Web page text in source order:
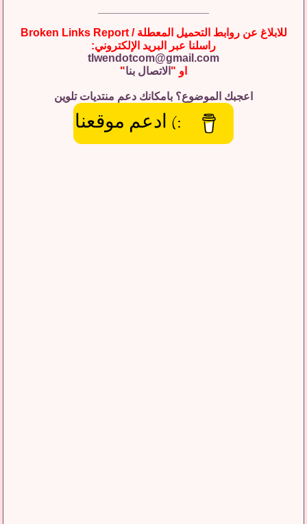
للابلاغ عن روابط التحميل المعطلة / Broken Links Report
راسلنا عبر البريد الإلكتروني:
tlwendotcom@gmail.com
او " الاتصال بنا"
اعجبك الموضوع؟ بامكانك دعم منتديات تلوين
:) ادعم موقعنا